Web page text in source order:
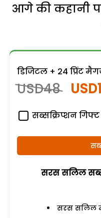
आगे की कहानी
डिजिटल + 24 प्रिंट
USD48
सब्सक्रिप्शन
सरस सलिल
सरस सलिल